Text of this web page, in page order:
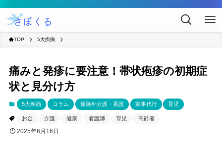
TOP 5大疾病
痛みと発疹に要注意！帯状疱疹の初期症
状と見分け方
5大疾病 コラム 保険外介護・看護 家事代行 育児
お金 介護 健康 看護師 育児 高齢者
2025年6月16日